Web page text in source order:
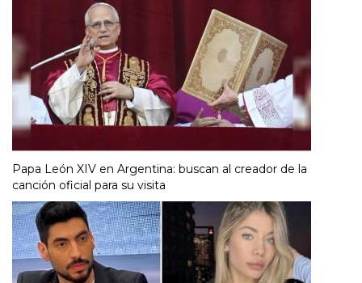
Papa León XIV en Argentina: buscan al creador de la
canción oficial para su visita